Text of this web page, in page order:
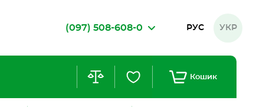
РУС УКР
(097) 508-608-0
Кошик